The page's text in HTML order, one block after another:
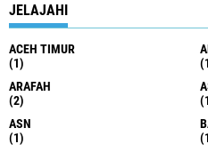
JELAJAHI
ACEH TIMUR
(1)
ARAFAH
(2)
ASN
(1)